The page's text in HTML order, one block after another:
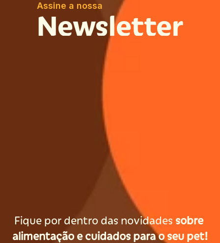
Assine a nossa
Newsletter
Fique por dentro das novidades sobre
alimentação e cuidados para o seu pet!